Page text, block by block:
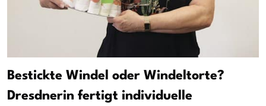
Bestickte Windel oder Windeltorte?
Dresdnerin fertigt individuelle